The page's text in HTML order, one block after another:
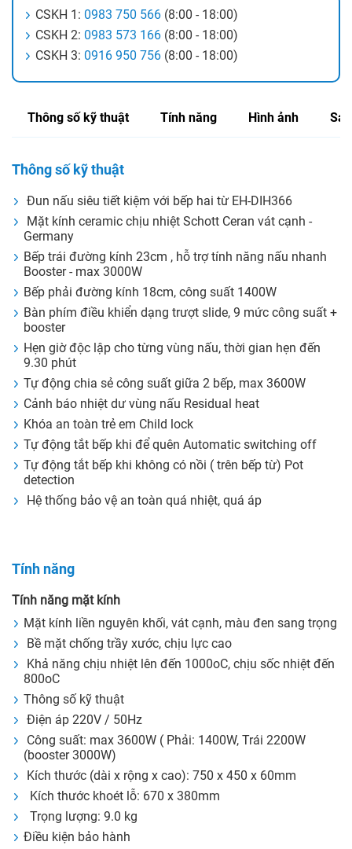
CSKH 1: 0983 750 566 (8:00 - 18:00)
CSKH 2: 0983 573 166 (8:00 - 18:00)
CSKH 3: 0916 950 756 (8:00 - 18:00)
Thông số kỹ thuật Tính năng Hình ảnh
Thông số kỹ thuật
Đun nấu siêu tiết kiệm với bếp hai từ EH-DIH366
Mặt kính ceramic chịu nhiệt Schott Ceran vát cạnh -
Germany
Bếp trái đường kính 23cm , hỗ trợ tính năng nấu nhanh
Booster - max 3000W
Bếp phải đường kính 18cm, công suất 1400W
Bàn phím điều khiển dạng trượt slide, 9 mức công suất +
booster
Hẹn giờ độc lập cho từng vùng nấu, thời gian hẹn đến
9.30 phút
Tự động chia sẻ công suất giữa 2 bếp, max 3600W
Cảnh báo nhiệt dư vùng nấu Residual heat
Khóa an toàn trẻ em Child lock
Tự động tắt bếp khi để quên Automatic switching off
Tự động tắt bếp khi không có nồi ( trên bếp từ) Pot
detection
Hệ thống bảo vệ an toàn quá nhiệt, quá áp
Tính năng
Tính năng mặt kính
Mặt kính liền nguyên khối, vát cạnh, màu đen sang trọng
Bề mặt chống trầy xước, chịu lực cao
Khả năng chịu nhiệt lên đến 1000oC, chịu sốc nhiệt đến
800oC
Thông số kỹ thuật
Điện áp 220V / 50Hz
Công suất: max 3600W ( Phải: 1400W, Trái 2200W
(booster 3000W)
Kích thước (dài x rộng x cao): 750 x 450 x 60mm
Kích thước khoét lỗ: 670 x 380mm
Trọng lượng: 9.0 kg
Điều kiện bảo hành